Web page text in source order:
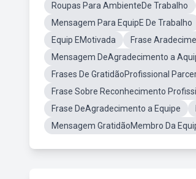
Roupas Para AmbienteDe Trabalho
Mensagem Para EquipE De Trabalho
Equip EMotivada
Frase
Mensagem DeAgradecimento a
Frases De GratidãoProfissional
Frase Sobre Reconhecimento
Frase DeAgradecimento a Equipe
Mensagem GratidãoMembro Da